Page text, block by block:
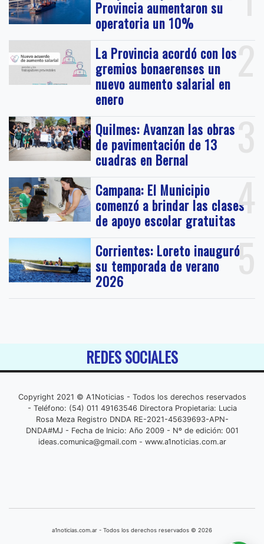
Provincia aumentaron su
operatoria un 10%
2
La Provincia acordó con los
gremios bonaerenses un
nuevo aumento salarial en
enero
3
Quilmes: Avanzan las obras
de pavimentación de 13
cuadras en Bernal
4
Campana: El Municipio
comenzó a brindar las clases
de apoyo escolar gratuitas
5
Corrientes: Loreto inauguró
su temporada de verano
2026
REDES SOCIALES
Copyright 2021 © A1Noticias - Todos los derechos reservados
- Teléfono: (54) 011 49163546 Directora Propietaria: Lucia
Rosa Meza Registro DNDA RE-2021-45639693-APN-
DNDA#MJ - Fecha de Inicio: Año 2009 - Nº de edición: 001
ideas.comunica@gmail.com- www.a1noticias.com.ar
a1noticias.com.ar - Todos los derechos reservados © 2026